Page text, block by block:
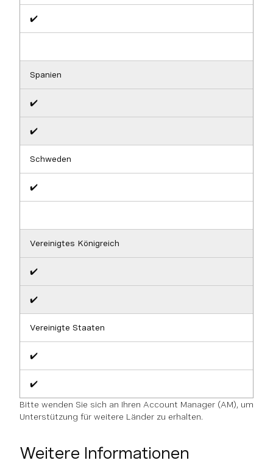
✔️
Spanien
✔️
✔️
Schweden
✔️
Vereinigtes Königreich
✔️
✔️
Vereinigte Staaten
✔️
✔️
Bitte wenden Sie sich an Ihren Account Manager (AM), um
Unterstützung für weitere Länder zu erhalten.
Weitere Informationen